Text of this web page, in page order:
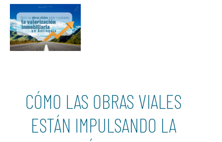
CÓMO LAS OBRAS VIALES
ESTÁN IMPULSANDO LA